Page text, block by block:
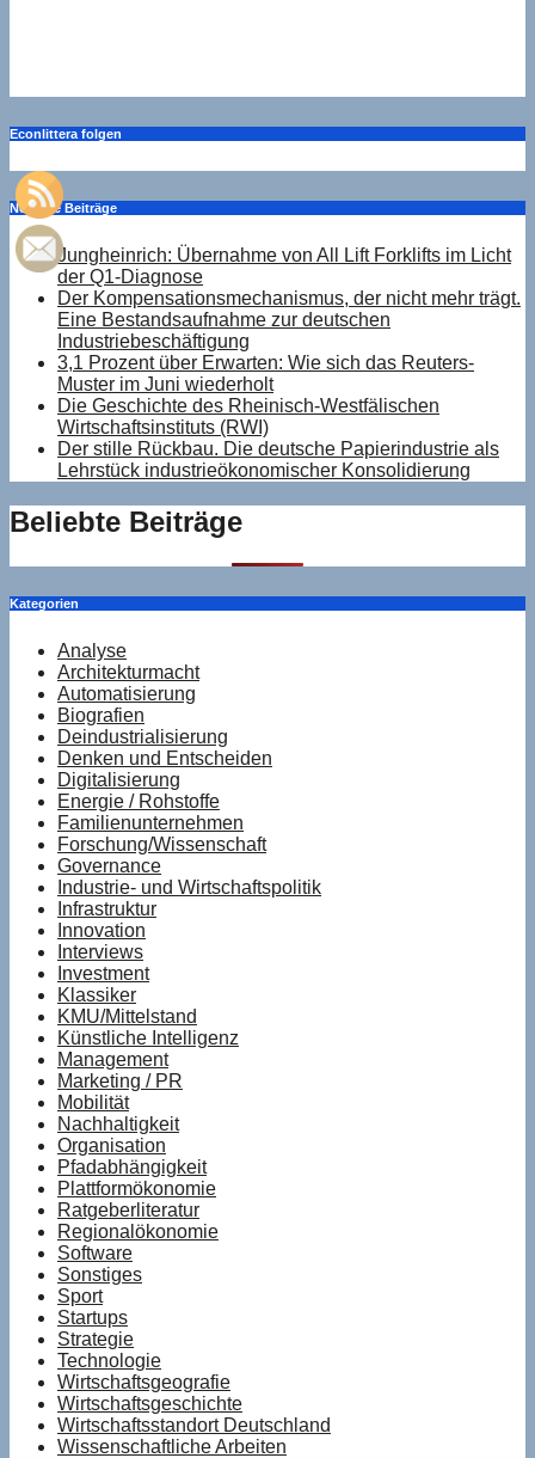
Econlittera folgen
Neueste Beiträge
Jungheinrich: Übernahme von All Lift Forklifts im Licht
der Q1-Diagnose
Der Kompensationsmechanismus, der nicht mehr trägt.
Eine Bestandsaufnahme zur deutschen
Industriebeschäftigung
3,1 Prozent über Erwarten: Wie sich das Reuters-
Muster im Juni wiederholt
Die Geschichte des Rheinisch-Westfälischen
Wirtschaftsinstituts (RWI)
Der stille Rückbau. Die deutsche Papierindustrie als
Lehrstück industrieökonomischer Konsolidierung
Beliebte Beiträge
Kategorien
Analyse
Architekturmacht
Automatisierung
Biografien
Deindustrialisierung
Denken und Entscheiden
Digitalisierung
Energie / Rohstoffe
Familienunternehmen
Forschung/Wissenschaft
Governance
Industrie- und Wirtschaftspolitik
Infrastruktur
Innovation
Interviews
Investment
Klassiker
KMU/Mittelstand
Künstliche Intelligenz
Management
Marketing / PR
Mobilität
Nachhaltigkeit
Organisation
Pfadabhängigkeit
Plattformökonomie
Ratgeberliteratur
Regionalökonomie
Software
Sonstiges
Sport
Startups
Strategie
Technologie
Wirtschaftsgeografie
Wirtschaftsgeschichte
Wirtschaftsstandort Deutschland
Wissenschaftliche Arbeiten